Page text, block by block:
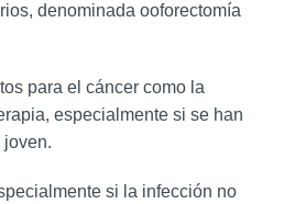
denominada ooforectomía
para el cáncer como la
especialmente si se han
joven.
si la infección no